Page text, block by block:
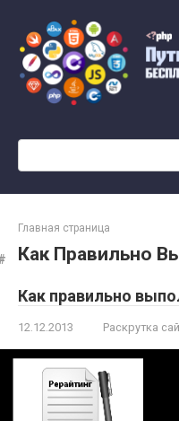
контенту
Главная страница
Как Правильно
Как правильно
12.12.2013 Раскрутка